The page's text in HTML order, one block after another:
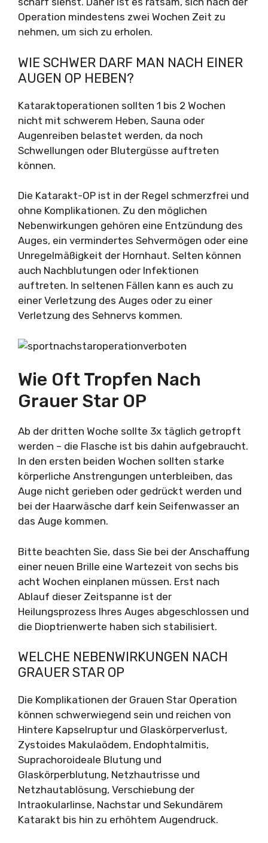
Operation mindestens zwei Wochen Zeit zu
nehmen, um sich zu erholen.
WIE SCHWER DARF MAN NACH EINER
AUGEN OP HEBEN?
Kataraktoperationen sollten 1 bis 2 Wochen
nicht mit schwerem Heben, Sauna oder
Augenreiben belastet werden, da noch
Schwellungen oder Blutergüsse auftreten
können.
Die Katarakt-OP ist in der Regel schmerzfrei und
ohne Komplikationen. Zu den möglichen
Nebenwirkungen gehören eine Entzündung des
Auges, ein vermindertes Sehvermögen oder eine
Unregelmäßigkeit der Hornhaut. Selten können
auch Nachblutungen oder Infektionen
auftreten. In seltenen Fällen kann es auch zu
einer Verletzung des Auges oder zu einer
Verletzung des Sehnervs kommen.
Wie Oft Tropfen Nach
Grauer Star OP
Ab der dritten Woche sollte 3x täglich getropft
werden – die Flasche ist bis dahin aufgebraucht.
In den ersten beiden Wochen sollten starke
körperliche Anstrengungen unterbleiben, das
Auge nicht gerieben oder gedrückt werden und
bei der Haarwäsche darf kein Seifenwasser an
das Auge kommen.
Bitte beachten Sie, dass Sie bei der Anschaffung
einer neuen Brille eine Wartezeit von sechs bis
acht Wochen einplanen müssen. Erst nach
Ablauf dieser Zeitspanne ist der
Heilungsprozess Ihres Auges abgeschlossen und
die Dioptrienwerte haben sich stabilisiert.
WELCHE NEBENWIRKUNGEN NACH
GRAUER STAR OP
Die Komplikationen der Grauen Star Operation
können schwerwiegend sein und reichen von
Hintere Kapselruptur und Glaskörperverlust,
Zystoides Makulaödem, Endophtalmitis,
Suprachoroideale Blutung und
Glaskörperblutung, Netzhautrisse und
Netzhautablösung, Verschiebung der
Intraokularlinse, Nachstar und Sekundärem
Katarakt bis hin zu erhöhtem Augendruck.